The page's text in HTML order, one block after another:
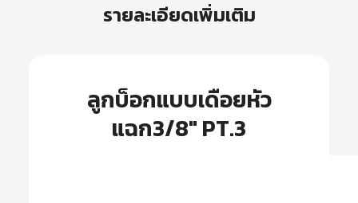
รายละเอียดเพิ่มเติม
ลูกบ็อกแบบเดือยหัว
แฉก3/8″ PT.3